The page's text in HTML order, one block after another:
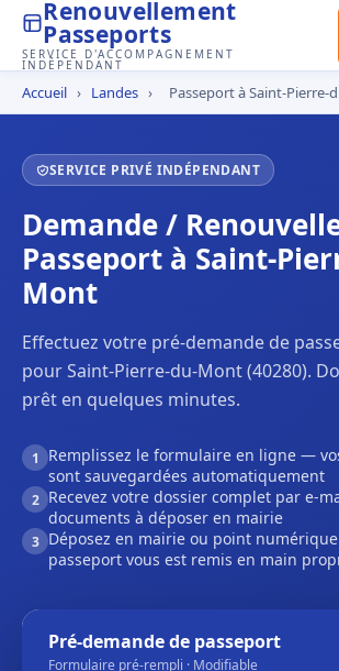
Renouvellement
Passeports
SERVICE D'ACCOMPAGNEMENT
INDÉPENDANT
Accueil › Landes › Passeport à Saint-Pierre-
SERVICE PRIVÉ INDÉPENDANT
Demande /
Passeport à Saint-
Mont
Effectuez votre pré-demande de
pour Saint-Pierre-du-Mont (40280).
prêt en quelques minutes.
1
Remplissez le formulaire en ligne —
sont sauvegardées automatiquement
2 Recevez votre dossier complet par e-
documents à déposer en mairie
3 Déposez en mairie ou point
passeport vous est remis en main
Pré-demande de passeport
Formulaire pré-rempli · Modifiable